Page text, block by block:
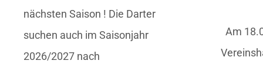
nächsten Saison ! Die Darter
suchen auch im Saisonjahr
2026/2027 nach
Am